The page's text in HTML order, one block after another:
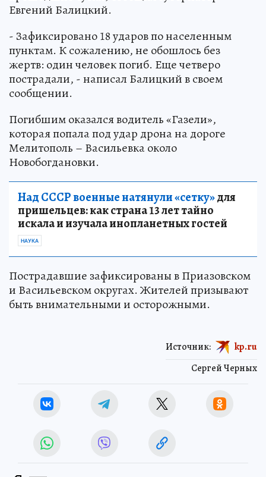
Евгений Балицкий.
- Зафиксировано 18 ударов по населенным
пунктам. К сожалению, не обошлось без
жертв: один человек погиб. Еще четверо
пострадали, - написал Балицкий в своем
сообщении.
Погибшим оказался водитель «Газели»,
которая попала под удар дрона на дороге
Мелитополь – Васильевка около
Новобогдановки.
Над СССР военные натянули «сетку»для
пришельцев: как страна 13 лет тайно
искала и изучала инопланетных гостей
НАУКА
Пострадавшие зафиксированы в Приазовском
и Васильевском округах. Жителей призывают
быть внимательными и осторожными.
Сергей Черных
Источник: kp.ru